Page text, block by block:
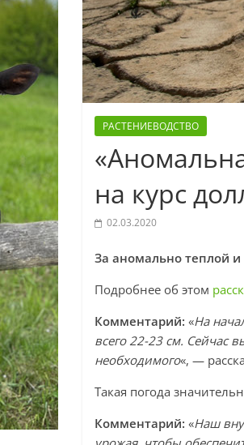
РАСТЕНИЕВОДСТВО
на курс
02.03.2020
За аномально теплой
Подробнее об этом
Комментарий: «На
всего 22-23 см. Сейчас
необходимого«, —
Такая погода
Комментарий: «Наш